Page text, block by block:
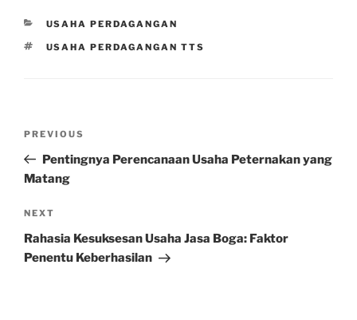
CATEGORIES
USAHA PERDAGANGAN
TAGS
USAHA PERDAGANGAN TTS
Previous
Post
PREVIOUS
Pentingnya Perencanaan Usaha Peternakan yang
Matang
Next
Post
NEXT
Rahasia Kesuksesan Usaha Jasa Boga: Faktor
Penentu Keberhasilan